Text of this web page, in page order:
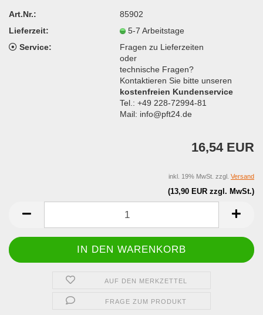
Art.Nr.:
85902
Lieferzeit:
5-7 Arbeitstage
Service:
Fragen zu Lieferzeiten
oder
technische Fragen?
Kontaktieren Sie bitte unseren
kostenfreien Kundenservice
Tel.: +49 228-72994-81
Mail: info@pft24.de
16,54 EUR
(13,90 EUR zzgl. MwSt.)
inkl. 19% MwSt. zzgl. Versand
AUF DEN MERKZETTEL
FRAGE ZUM PRODUKT